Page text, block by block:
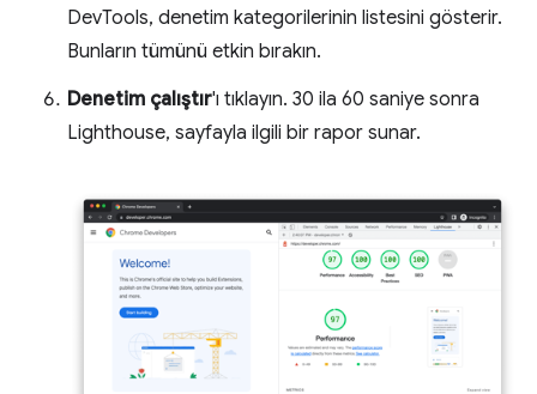
DevTools, denetim kategorilerinin listesini gösterir.
Bunların tümünü etkin bırakın.
Denetim çalıştır'ı tıklayın. 30 ila 60 saniye sonra
Lighthouse, sayfayla ilgili bir rapor sunar.